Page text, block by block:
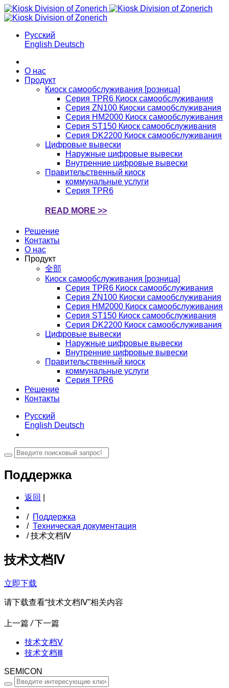
Русский
English Deutsch
О нас
Продукт
Киоск самообслуживания [розница]
Серия TPR6 Киоск самообслуживания
Серия ZN100 Киоски самообслуживания
Серия HM2000 Киоск самообслуживания
Серия ST150 Киоск самообслуживания
Серия DK2200 Киоск самообслуживания
Цифровые вывески
Наружные цифровые вывески
Внутренние цифровые вывески
Правительственный киоск
коммунальные услуги
Серия TPR6
READ MORE >>
Решение
Контакты
О нас
Продукт
全部
Киоск самообслуживания [розница]
Серия TPR6 Киоск самообслуживания
Серия ZN100 Киоски самообслуживания
Серия HM2000 Киоск самообслуживания
Серия ST150 Киоск самообслуживания
Серия DK2200 Киоск самообслуживания
Цифровые вывески
Наружные цифровые вывески
Внутренние цифровые вывески
Правительственный киоск
коммунальные услуги
Серия TPR6
Решение
Контакты
Русский
English Deutsch
Поддержка
返回
/ Поддержка
/ Техническая документация
/技术文档Ⅳ
技术文档Ⅳ
立即下载
请下载查看“技术文档Ⅳ”相关内容
上一篇 /下一篇
技术文档Ⅴ
技术文档Ⅲ
SEMICON